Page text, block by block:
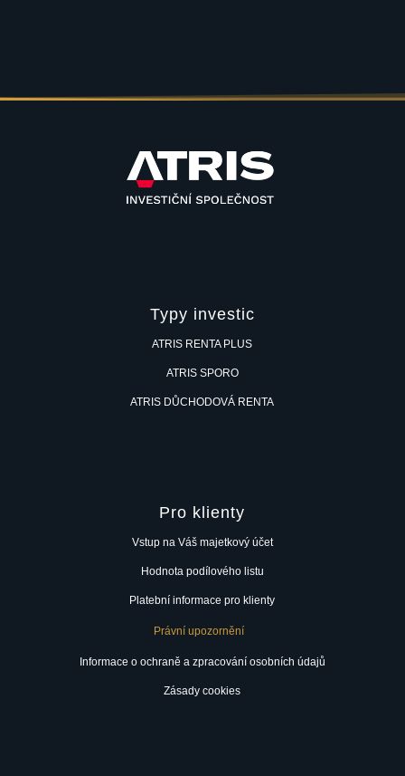
Typy investic
ATRIS RENTA PLUS
ATRIS SPORO
ATRIS DŮCHODOVÁ RENTA
Pro klienty
Vstup na Váš majetkový účet
Hodnota podílového listu
Platební informace pro klienty
Právní upozornění
Informace o ochraně a zpracování osobních údajů
Zásady cookies